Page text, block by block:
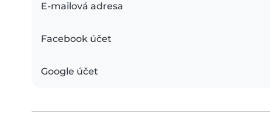
E-mailová adresa
Facebook účet
Google účet